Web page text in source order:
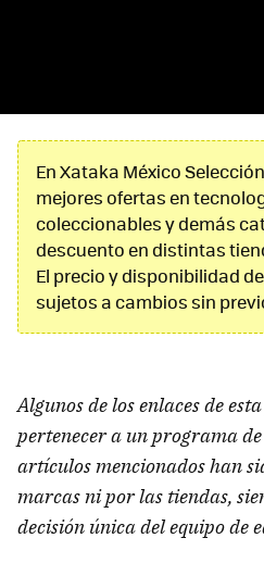
En Xataka México
mejores ofertas en
coleccionables y demás
descuento en distintas
El precio y disponibilidad
sujetos a cambios sin
Algunos de los enlaces de
pertenecer a un programa
artículos mencionados han
marcas ni por las tiendas,
decisión única del equipo de